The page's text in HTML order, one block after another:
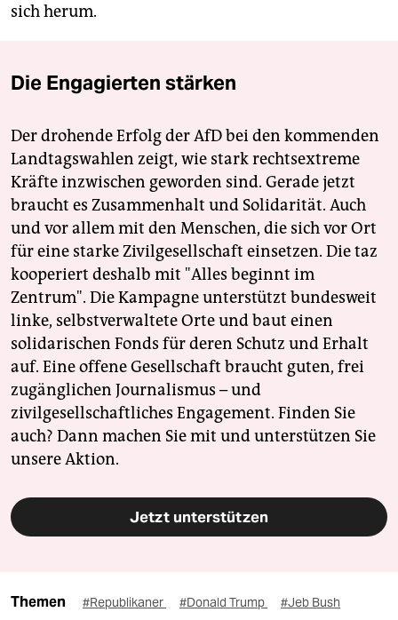
sich herum.
Die Engagierten stärken
Der drohende Erfolg der AfD bei den kommenden
Landtagswahlen zeigt, wie stark rechtsextreme
Kräfte inzwischen geworden sind. Gerade jetzt
braucht es Zusammenhalt und Solidarität. Auch
und vor allem mit den Menschen, die sich vor Ort
für eine starke Zivilgesellschaft einsetzen. Die taz
kooperiert deshalb mit "Alles beginnt im
Zentrum". Die Kampagne unterstützt bundesweit
linke, selbstverwaltete Orte und baut einen
solidarischen Fonds für deren Schutz und Erhalt
auf. Eine offene Gesellschaft braucht guten, frei
zugänglichen Journalismus – und
zivilgesellschaftliches Engagement. Finden Sie
auch? Dann machen Sie mit und unterstützen Sie
unsere Aktion.
Jetzt unterstützen
Themen #Republikaner #Donald Trump #Jeb Bush